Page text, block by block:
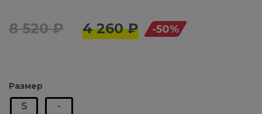
8 520 ₽ 4 260 ₽ -50%
Размер
S -